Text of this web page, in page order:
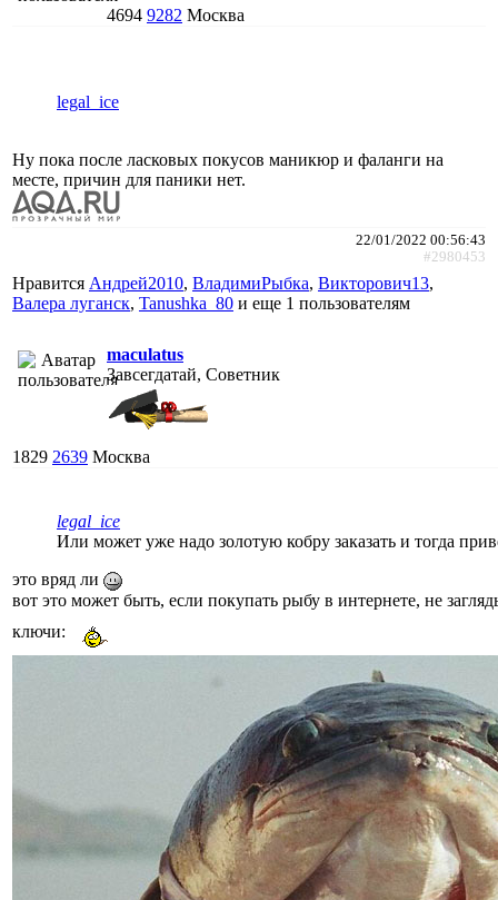
4694 9282 Москва
legal_ice
Ну пока после ласковых покусов маникюр и фаланги на
месте, причин для паники нет.
22/01/2022 00:56:43
#2980453
Нравится Андрей2010, ВладимиРыбка, Викторович13,
Валера луганск, Tanushka_80 и еще 1 пользователям
maculatus
Завсегдатай, Советник
1829 2639 Москва
legal_ice
Или может уже надо золотую кобру заказать и тогда
это вряд ли
вот это может быть, если покупать рыбу в интернете, не
ключи: